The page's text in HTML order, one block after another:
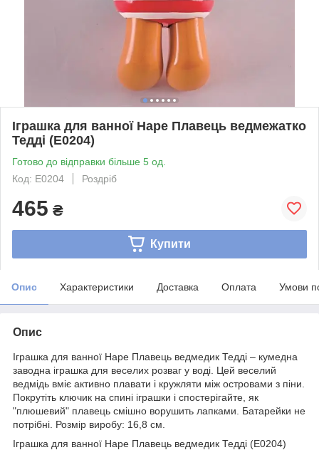
Іграшка для ванної Hape Плавець ведмежатко
Тедді (E0204)
Готово до відправки більше 5 од.
Код: E0204
Роздріб
465 ₴
Купити
Опис Характеристики Доставка Оплата Умови
Опис
Іграшка для ванної Hape Плавець ведмедик Тедді – кумедна
заводна іграшка для веселих розваг у воді. Цей веселий
ведмідь вміє активно плавати і кружляти між островами з піни.
Покрутіть ключик на спині іграшки і спостерігайте, як
"плюшевий" плавець смішно ворушить лапками. Батарейки не
потрібні. Розмір виробу: 16,8 см.
Іграшка для ванної Hape Плавець ведмедик Тедді (E0204)